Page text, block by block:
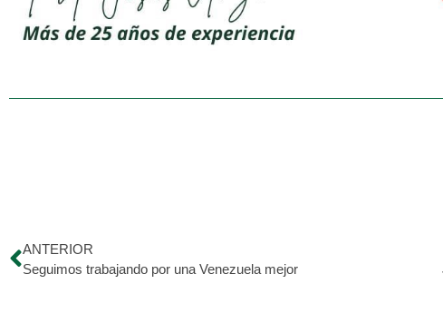
ANTERIOR
Seguimos trabajando por una Venezuela mejor